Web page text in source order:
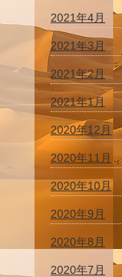
2021年4月
2021年3月
2021年2月
2021年1月
2020年12月
2020年11月
2020年10月
2020年9月
2020年8月
2020年7月